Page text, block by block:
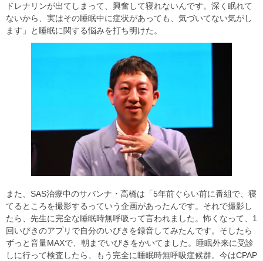
ドレナリンが出てしまって、興奮して寝れないんです。深く眠れて
ないから、実はその睡眠中に症状があっても、気づいてない気がし
ます」と睡眠に関する悩みを打ち明けた。
また、SAS治療中のサバンナ・高橋は「5年前ぐらい前に番組で、寝
てるところを撮影するっていう企画があったんです。それで撮影し
たら、先生に完全な睡眠時無呼吸って言われました。怖くなって、1
回いびきのアプリで自分のいびきを録音してみたんです。そしたら
ずっと音量MAXで、朝までいびきをかいてました。睡眠外来に受診
しに行って検査したら、もう完全に睡眠時無呼吸症候群。今はCPAP